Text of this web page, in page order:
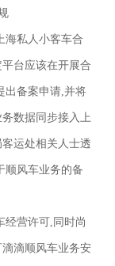
海私人小客车合
台应该在开展合
出备案申请,并将
数据同步接入上
运处相关人士透
顺风车业务的备
经营许可,同时尚
滴顺风车业务安